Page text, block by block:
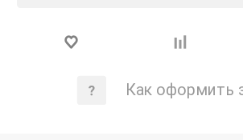
Как оформить